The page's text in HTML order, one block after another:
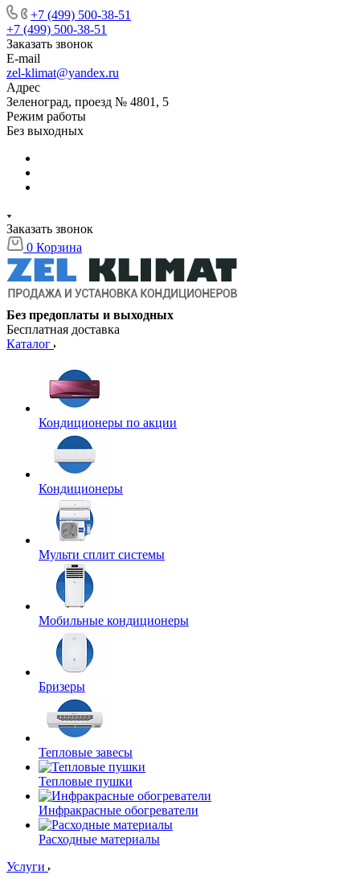
+7 (499) 500-38-51
+7 (499) 500-38-51
Заказать звонок
E-mail
zel-klimat@yandex.ru
Адрес
Зеленоград, проезд № 4801, 5
Режим работы
Без выходных
Заказать звонок
0 Корзина
Без предоплаты и выходных
Бесплатная доставка
Каталог
Кондиционеры по акции
Кондиционеры
Мульти сплит системы
Мобильные кондиционеры
Бризеры
Тепловые завесы
Тепловые пушки
Инфракрасные обогреватели
Расходные материалы
Услуги